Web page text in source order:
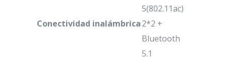
Conectividad inalámbrica
5(802.11ac)
2*2 +
Bluetooth
5.1